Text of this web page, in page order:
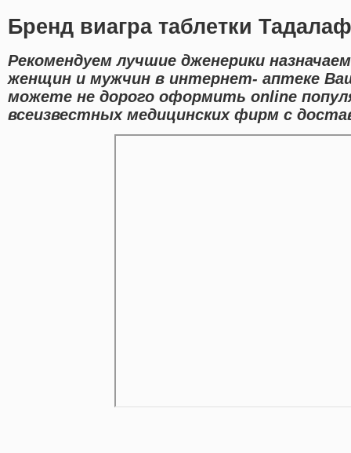
Бренд виагра таблетки
Рекомендуем лучшие дженерики
женщин и мужчин в интернет- аптеке
можете не дорого оформить online
всеизвестных медицинских фирм с